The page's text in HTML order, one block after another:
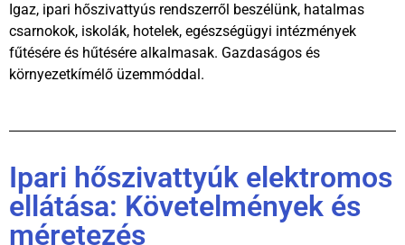
Igaz, ipari hőszivattyús rendszerről beszélünk, hatalmas
csarnokok, iskolák, hotelek, egészségügyi intézmények
fűtésére és hűtésére alkalmasak. Gazdaságos és
környezetkímélő üzemmóddal.
Ipari hőszivattyúk elektromos
ellátása: Követelmények és
méretezés